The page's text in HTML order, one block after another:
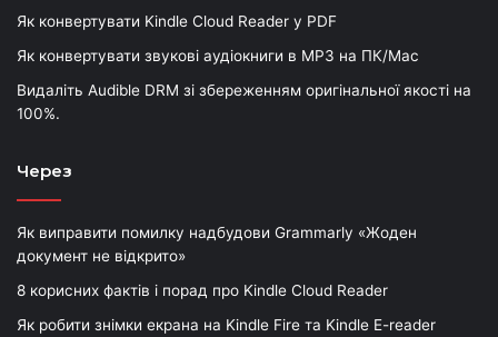
Як конвертувати Kindle Cloud Reader у PDF
Як конвертувати звукові аудіокниги в MP3 на ПК/Mac
Видаліть Audible DRM зі збереженням оригінальної якості на
100%.
Через
Як виправити помилку надбудови Grammarly «Жоден
документ не відкрито»
8 корисних фактів і порад про Kindle Cloud Reader
Як робити знімки екрана на Kindle Fire та Kindle E-reader